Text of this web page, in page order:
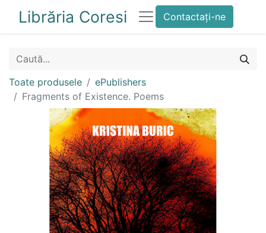
Librăria Coresi Contactați-ne
Toate produsele
ePublishers
Fragments of Existence. Poems